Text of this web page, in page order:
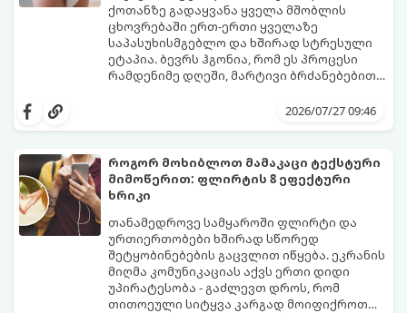
ქოთანზე გადაყვანა ყველა მშობლის
ცხოვრებაში ერთ-ერთი ყველაზე
საპასუხისმგებლო და ხშირად სტრესული
ეტაპია. ბევრს ჰგონია, რომ ეს პროცესი
რამდენიმე დღეში, მარტივი ბრძანებებით
ფიზიოლოგიური და ფსიქოლოგიური
მოთმინებას მოითხოვს.
როგორ გახადოთ ეს პროცესი2026/07/27 09:46
როგორ მოხიბლოთ მამაკაცი ტექსტური
მიმოწერით: ფლირტის 8 ეფექტური
ხრიკი
თანამედროვე სამყაროში ფლირტი და
ურთიერთობები ხშირად სწორედ
შეტყობინებების გაცვლით იწყება. ეკრანის
მიღმა კომუნიკაციას აქვს ერთი დიდი
უპირატესობა - გაძლევთ დროს, რომ
თითოეული სიტყვა კარგად მოიფიქროთ